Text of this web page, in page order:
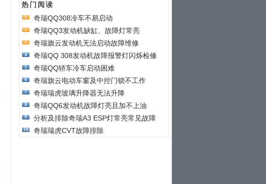
热门阅读
1 奇瑞QQ308冷车不易启动
2 奇瑞QQ3发动机缺缸、故障灯常亮
3 奇瑞旗云发动机无法启动故障维修
4 奇瑞QQ 308发动机故障报警灯闪烁检修
5 奇瑞QQ轿车冷车启动困难
6 奇瑞旗云电动车窗及中控门锁不工作
7 奇瑞瑞虎玻璃升降器无法升降
8 奇瑞QQ6发动机故障灯亮且加不上油
9 分析及排除奇瑞A3 ESP灯常亮常见故障
10 奇瑞瑞虎CVT故障排除